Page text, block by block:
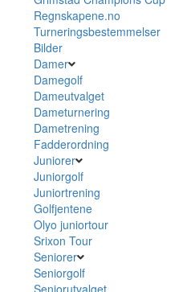
Regnskapene.no
Turneringsbestemmelser
Bilder
Damer
Damegolf
Dameutvalget
Dameturnering
Dametrening
Fadderordning
Juniorer
Juniorgolf
Juniortrening
Golfjentene
Olyo juniortour
Srixon Tour
Seniorer
Seniorgolf
Seniorutvalget